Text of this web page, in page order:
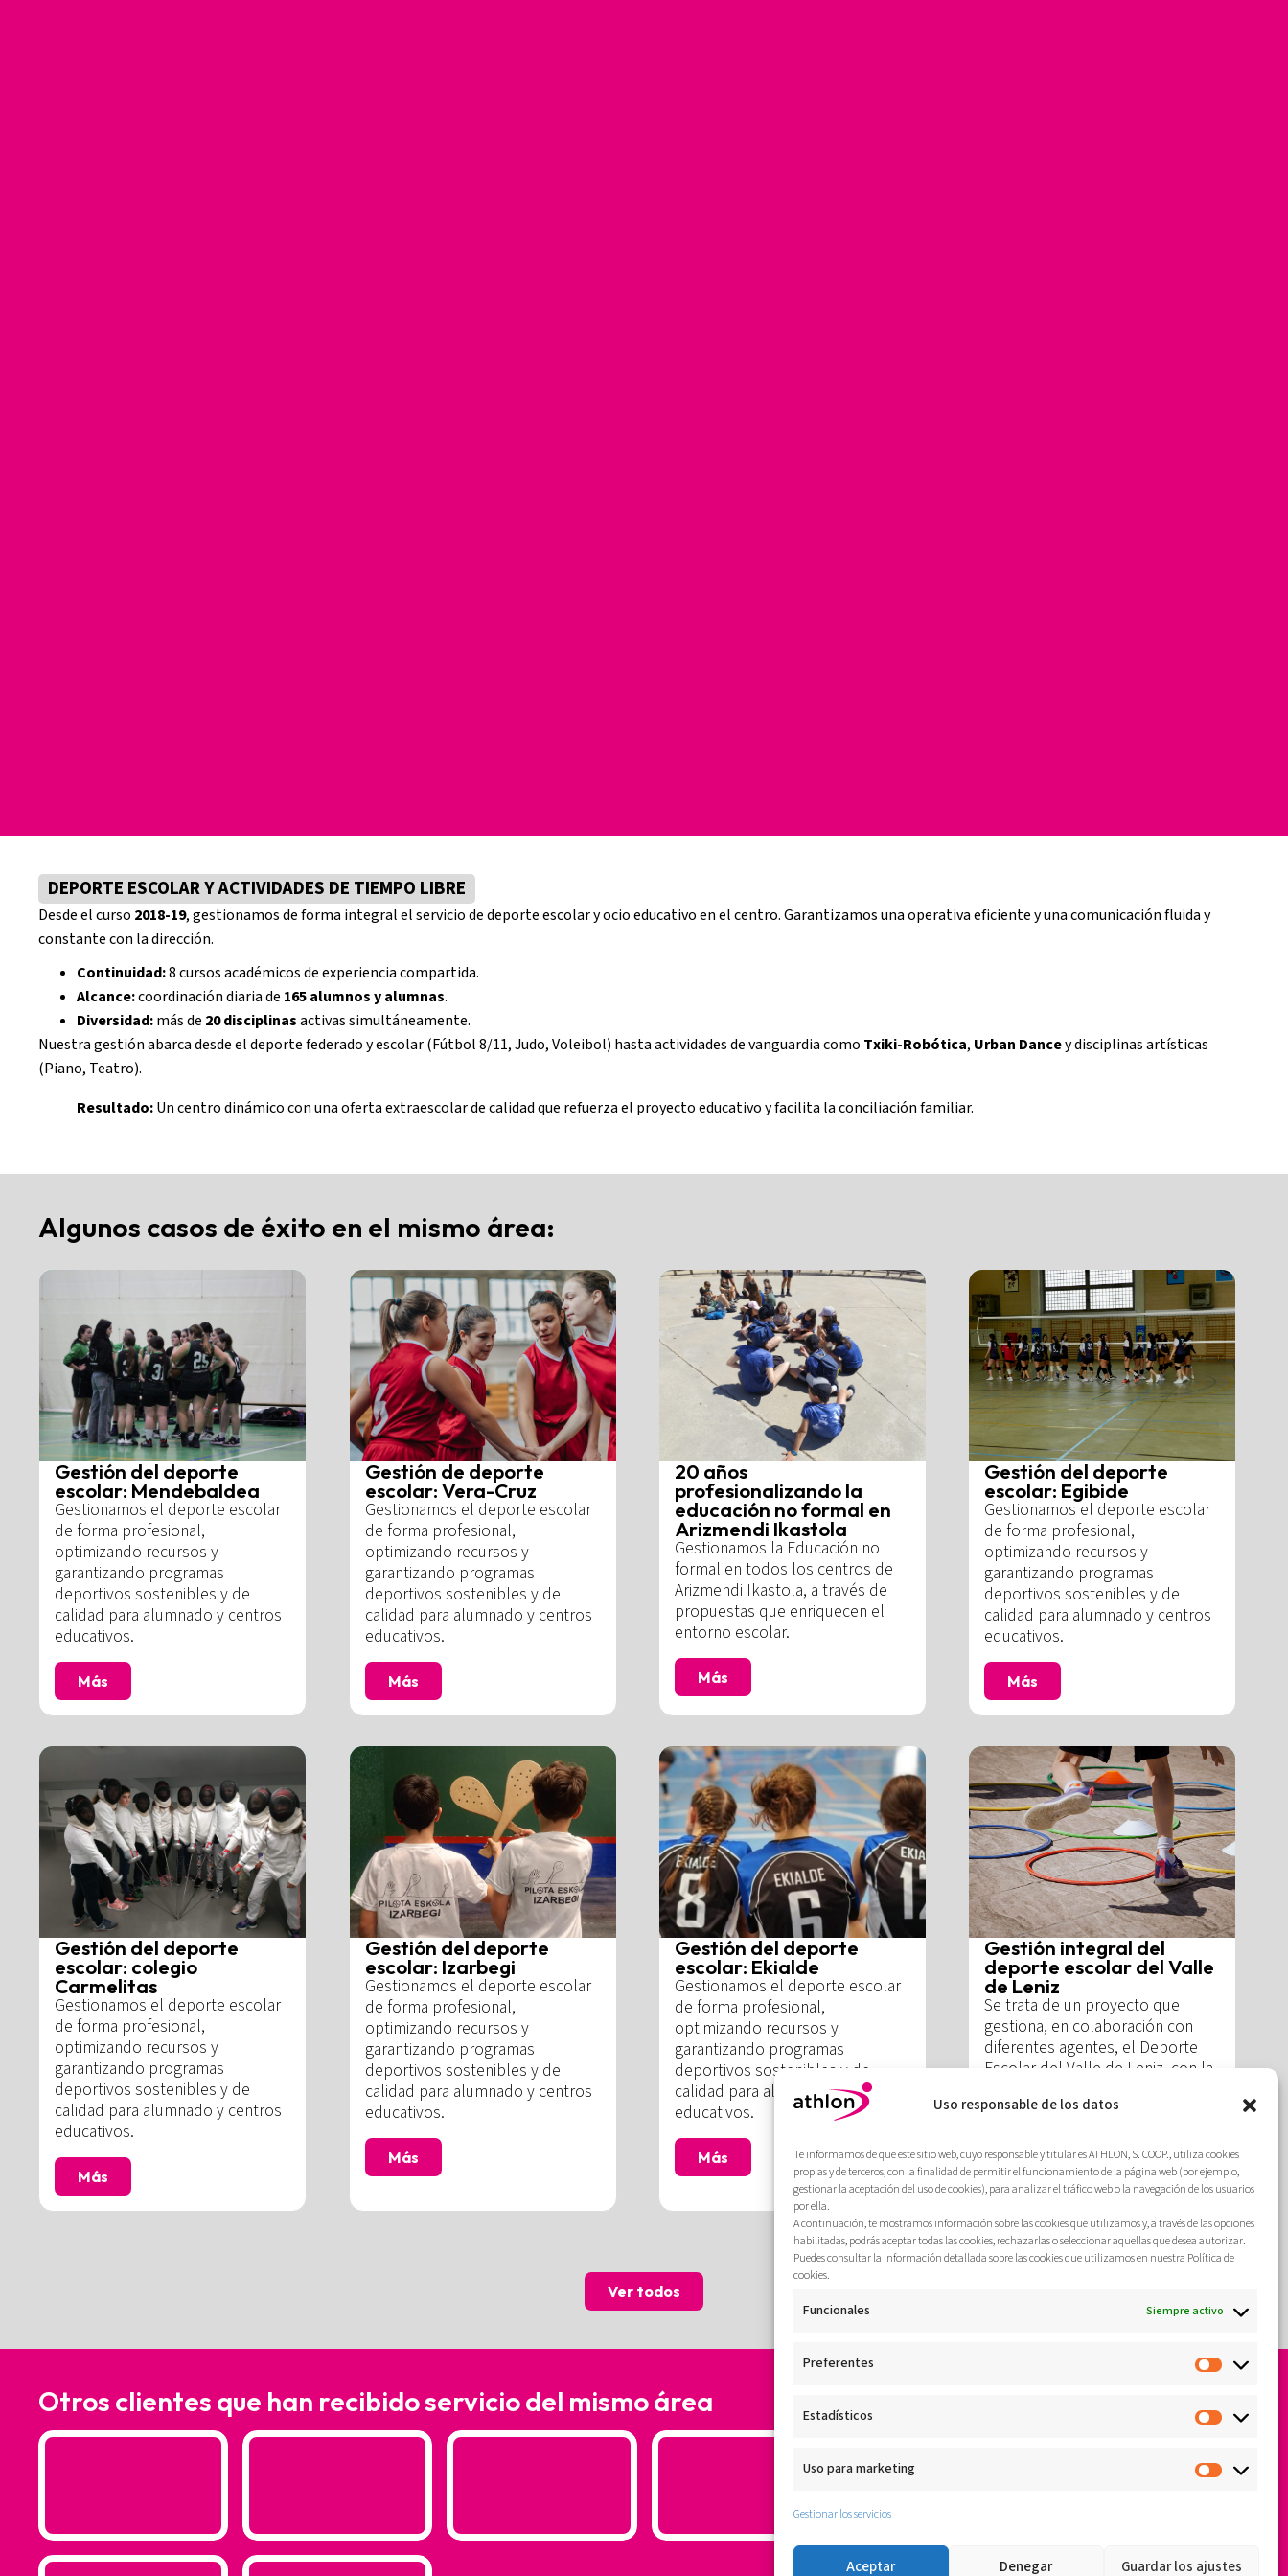
Uso responsable de los datos
Te informamos de que este sitio web, cuyo responsable y titular es ATHLON, S. COOP., utiliza cookies
propias y de terceros, con la finalidad de permitir el funcionamiento de la página web (por ejemplo,
gestionar la aceptación del uso de cookies), para analizar el tráfico web o la navegación de los usuarios
por ella.
A continuación, te mostramos información sobre las cookies que utilizamos y, a través de las opciones
habilitadas, podrás aceptar todas las cookies, rechazarlas o seleccionar aquellas que desea autorizar.
Puedes consultar la información detallada sobre las cookies que utilizamos en nuestra Política de
cookies.
Funcionales Siempre activo
Preferentes
Estadísticos
Uso para marketing
Gestionar los servicios
Aceptar Denegar Guardar los ajustes
DEPORTE ESCOLAR Y ACTIVIDADES DE TIEMPO LIBRE
Desde el curso 2018-19, gestionamos de forma integral el servicio de deporte escolar y ocio educativo en el centro. Garantizamos una operativa eficiente y una comunicación fluida y
constante con la dirección.
Continuidad:8 cursos académicos de experiencia compartida.
Alcance:coordinación diaria de 165 alumnos y alumnas.
Diversidad:más de 20 disciplinasactivas simultáneamente.
Nuestra gestión abarca desde el deporte federado y escolar (Fútbol 8/11, Judo, Voleibol) hasta actividades de vanguardia como Txiki-Robótica, Urban Dancey disciplinas artísticas
(Piano, Teatro).
Resultado:Un centro dinámico con una oferta extraescolar de calidad que refuerza el proyecto educativo y facilita la conciliación familiar.
Algunos casos de éxito en el mismo área:
Gestión del deporte
escolar: Mendebaldea
Gestionamos el deporte escolar
de forma profesional,
optimizando recursos y
garantizando programas
deportivos sostenibles y de
calidad para alumnado y centros
educativos.
Más
Gestión de deporte
escolar: Vera-Cruz
Gestionamos el deporte escolar
de forma profesional,
optimizando recursos y
garantizando programas
deportivos sostenibles y de
calidad para alumnado y centros
educativos.
Más
20 años
profesionalizando la
educación no formal en
Arizmendi Ikastola
Gestionamos la Educación no
formal en todos los centros de
Arizmendi Ikastola, a través de
propuestas que enriquecen el
entorno escolar.
Más
Gestión del deporte
escolar: Egibide
Gestionamos el deporte escolar
de forma profesional,
optimizando recursos y
garantizando programas
deportivos sostenibles y de
calidad para alumnado y centros
educativos.
Más
Gestión del deporte
escolar: colegio
Carmelitas
Gestionamos el deporte escolar
de forma profesional,
optimizando recursos y
garantizando programas
deportivos sostenibles y de
calidad para alumnado y centros
educativos.
Más
Gestión del deporte
escolar: Izarbegi
Gestionamos el deporte escolar
de forma profesional,
optimizando recursos y
garantizando programas
deportivos sostenibles y de
calidad para alumnado y centros
educativos.
Más
Gestión del deporte
escolar: Ekialde
Gestionamos el deporte escolar
de forma profesional,
optimizando recursos y
garantizando programas
deportivos sostenibles y de
calidad para alumnado y centros
educativos.
Más
Gestión integral del
deporte escolar del Valle
de Leniz
Se trata de un proyecto que
gestiona, en colaboración con
diferentes agentes, el Deporte
Escolar del Valle de Leniz, con la
centros escolares y Diputaciones
Más
Ver todos
Otros clientes que han recibido servicio del mismo área